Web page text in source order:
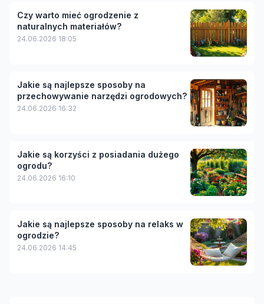
Czy warto mieć ogrodzenie z
naturalnych materiałów?
24.06.2026 18:05
Jakie są najlepsze sposoby na
przechowywanie narzędzi ogrodowych?
24.06.2026 16:32
Jakie są korzyści z posiadania dużego
ogrodu?
24.06.2026 16:10
Jakie są najlepsze sposoby na relaks w
ogrodzie?
24.06.2026 14:45